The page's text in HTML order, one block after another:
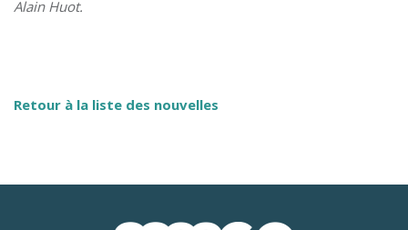
Alain Huot.
Retour à la liste des nouvelles